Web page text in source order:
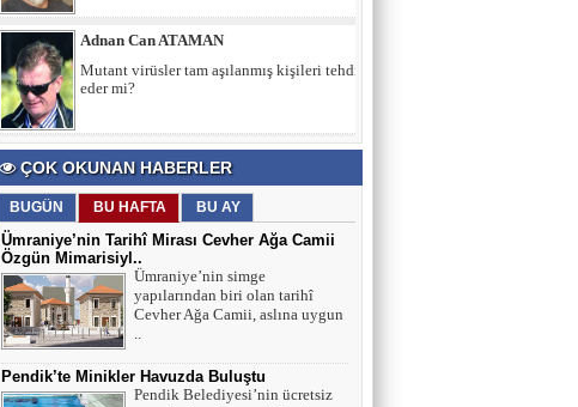
eder mi?
Asiye UMUT
Yavuz ŞİMŞEK
Tek cümle 281 kelime...
ÇOK OKUNAN HABERLER
BUGÜN BU HAFTA BU AY
Ümraniye’nin Tarihî Mirası Cevher Ağa Camii
Özgün Mimarisiyl..
Ümraniye’nin simge
yapılarından biri olan tarihî
Cevher Ağa Camii, aslına uygun
..
Pendik’te Minikler Havuzda Buluştu
Pendik Belediyesi’nin ücretsiz